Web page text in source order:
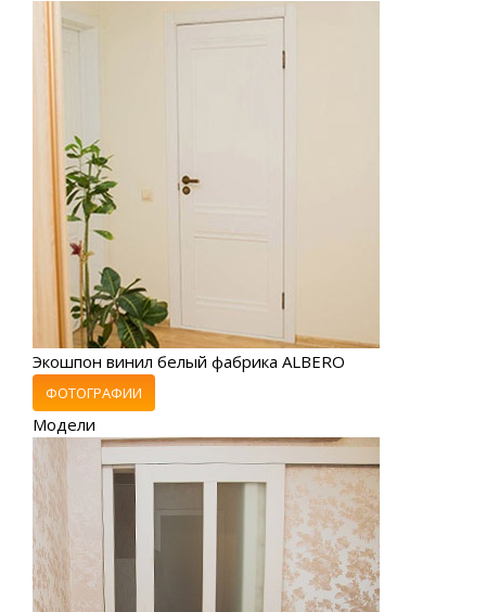
Экошпон винил белый фабрика ALBERO
ФОТОГРАФИИ
Модели